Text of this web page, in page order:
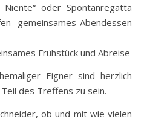
Niente“ oder Spontanregatta
gemeinsames Abendessen
Frühstück und Abreise
Eigner sind herzlich
des Treffens zu sein.
ob und mit wie vielen